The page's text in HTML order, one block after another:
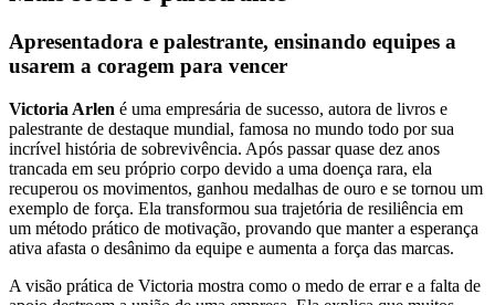
Apresentadora e palestrante, ensinando equipes a
usarem a coragem para vencer
Victoria Arlen é uma empresária de sucesso, autora de livros e
palestrante de destaque mundial, famosa no mundo todo por sua
incrível história de sobrevivência. Após passar quase dez anos
trancada em seu próprio corpo devido a uma doença rara, ela
recuperou os movimentos, ganhou medalhas de ouro e se tornou um
exemplo de força. Ela transformou sua trajetória de resiliência em
um método prático de motivação, provando que manter a esperança
ativa afasta o desânimo da equipe e aumenta a força das marcas.
A visão prática de Victoria mostra como o medo de errar e a falta de